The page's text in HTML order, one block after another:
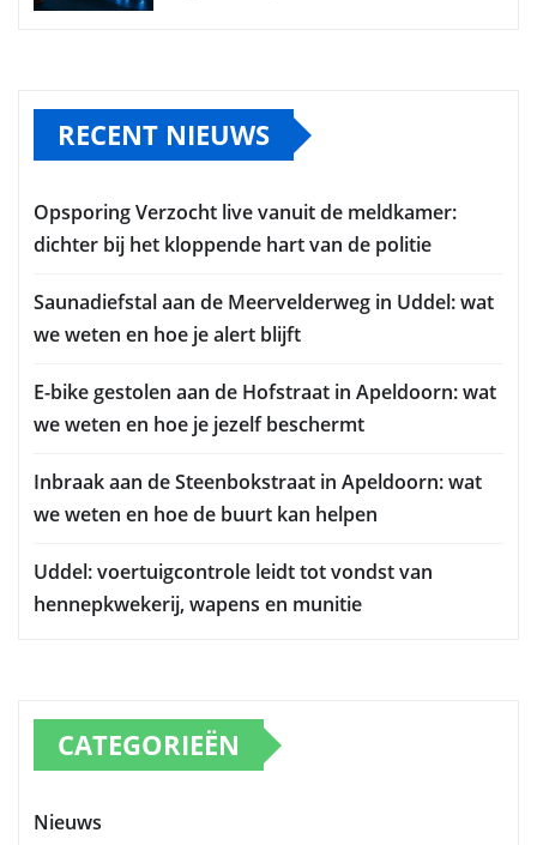
RECENT NIEUWS
Opsporing Verzocht live vanuit de meldkamer:
dichter bij het kloppende hart van de politie
Saunadiefstal aan de Meervelderweg in Uddel: wat
we weten en hoe je alert blijft
E-bike gestolen aan de Hofstraat in Apeldoorn: wat
we weten en hoe je jezelf beschermt
Inbraak aan de Steenbokstraat in Apeldoorn: wat
we weten en hoe de buurt kan helpen
Uddel: voertuigcontrole leidt tot vondst van
hennepkwekerij, wapens en munitie
CATEGORIEËN
Nieuws